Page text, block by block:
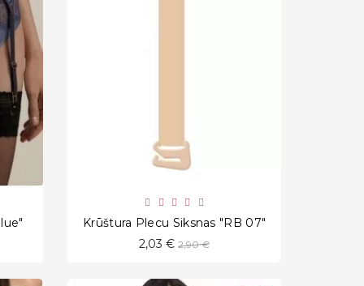
Krūštura Plecu Siksnas "RB 07"
2,03 € Standarta
2,90 €